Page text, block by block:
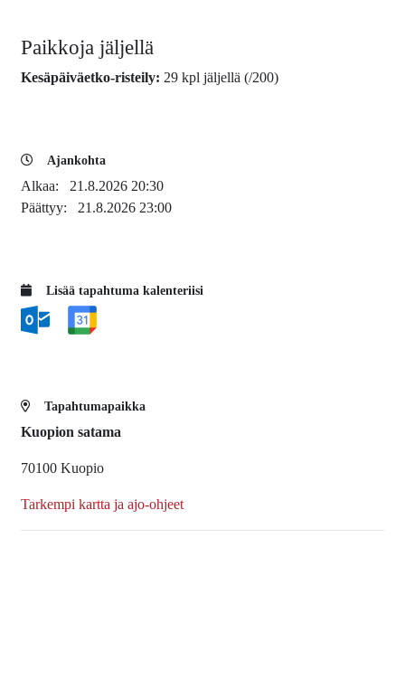
Paikkoja jäljellä
Kesäpäiväetko-risteily: 29 kpl jäljellä (/200)
Ajankohta
Alkaa: 21.8.2026 20:30
Päättyy: 21.8.2026 23:00
Lisää tapahtuma kalenteriisi
Tapahtumapaikka
Kuopion satama
70100 Kuopio
Tarkempi kartta ja ajo-ohjeet